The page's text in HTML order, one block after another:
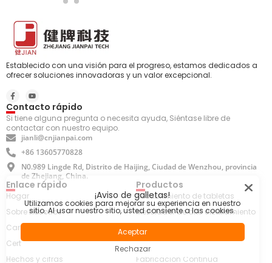
Establecido con una visión para el progreso, estamos dedicados a
ofrecer soluciones innovadoras y un valor excepcional.
Enlace rápido
Hogar
Sobre nosotros
Carreras
Certificado
Hechos y cifras
Productos
Recubrimiento de tabletas
Mezclador de alto cizallamiento
Secador de lecho fluido
Manejo de productos
Fabricación Continua
Contacto rápido
Si tiene alguna pregunta o necesita ayuda, Siéntase libre de
contactar con nuestro equipo.
jianli@cnjianpai.com
+86 13605770828
N0.989 Lingde Rd, Distrito de Haijing, Ciudad de Wenzhou, provincia
de Zhejiang, China.
¡Aviso de galletas!
Utilizamos cookies para mejorar su experiencia en nuestro
sitio. Al usar nuestro sitio, usted consiente a las cookies.
Aceptar
Rechazar